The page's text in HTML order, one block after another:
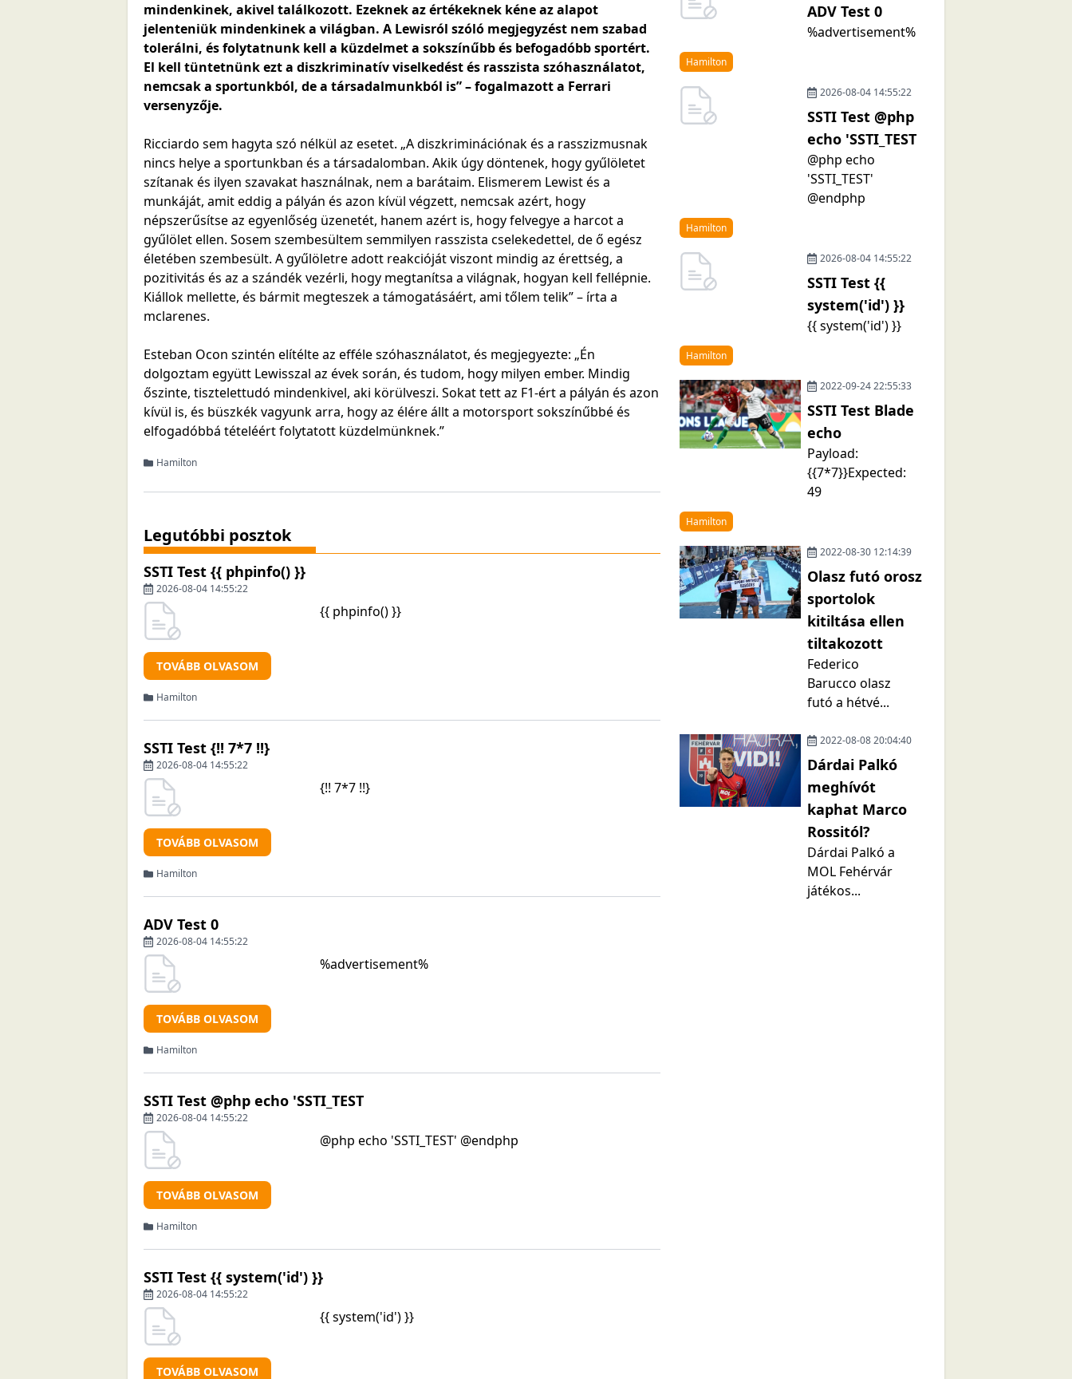
mindenkinek, akivel találkozott. Ezeknek az értékeknek kéne az alapot
jelenteniük mindenkinek a világban. A Lewisról szóló megjegyzést nem szabad
tolerálni, és folytatnunk kell a küzdelmet a sokszínűbb és befogadóbb sportért.
El kell tüntetnünk ezt a diszkriminatív viselkedést és rasszista szóhasználatot,
nemcsak a sportunkból, de a társadalmunkból is” – fogalmazott a Ferrari
versenyzője.
Ricciardo sem hagyta szó nélkül az esetet. „A diszkriminációnak és a rasszizmusnak
nincs helye a sportunkban és a társadalomban. Akik úgy döntenek, hogy gyűlöletet
szítanak és ilyen szavakat használnak, nem a barátaim. Elismerem Lewist és a
munkáját, amit eddig a pályán és azon kívül végzett, nemcsak azért, hogy
népszerűsítse az egyenlőség üzenetét, hanem azért is, hogy felvegye a harcot a
gyűlölet ellen. Sosem szembesültem semmilyen rasszista cselekedettel, de ő egész
életében szembesült. A gyűlöletre adott reakcióját viszont mindig az érettség, a
pozitivitás és az a szándék vezérli, hogy megtanítsa a világnak, hogyan kell fellépnie.
Kiállok mellette, és bármit megteszek a támogatásáért, ami tőlem telik” – írta a
mclarenes.
Esteban Ocon szintén elítélte az efféle szóhasználatot, és megjegyezte: „Én
dolgoztam együtt Lewisszal az évek során, és tudom, hogy milyen ember. Mindig
őszinte, tisztelettudó mindenkivel, aki körülveszi. Sokat tett az F1-ért a pályán és azon
kívül is, és büszkék vagyunk arra, hogy az élére állt a motorsport sokszínűbbé és
elfogadóbbá tételéért folytatott küzdelmünknek.”
Hamilton
Legutóbbi posztok
SSTI Test {{ phpinfo() }}
2026-08-04 14:55:22
{{ phpinfo() }}
TOVÁBB OLVASOM
Hamilton
SSTI Test {!! 7*7 !!}
2026-08-04 14:55:22
{!! 7*7 !!}
TOVÁBB OLVASOM
Hamilton
ADV Test 0
2026-08-04 14:55:22
%advertisement%
TOVÁBB OLVASOM
Hamilton
SSTI Test @php echo 'SSTI_TEST
2026-08-04 14:55:22
@php echo 'SSTI_TEST' @endphp
TOVÁBB OLVASOM
Hamilton
SSTI Test {{ system('id') }}
2026-08-04 14:55:22
{{ system('id') }}
TOVÁBB OLVASOM
ADV Test 0
%advertisement%
Hamilton
2026-08-04 14:55:22
SSTI Test @php
echo 'SSTI_TEST
@php echo
'SSTI_TEST'
@endphp
Hamilton
2026-08-04 14:55:22
SSTI Test {{
system('id') }}
{{ system('id') }}
Hamilton
2022-09-24 22:55:33
SSTI Test Blade
echo
Payload:
{{7*7}}Expected:
49
Hamilton
2022-08-30 12:14:39
Olasz futó orosz
sportolok
kitiltása ellen
tiltakozott
Federico
Barucco olasz
futó a hétvé...
2022-08-08 20:04:40
Dárdai Palkó
meghívót
kaphat Marco
Rossitól?
Dárdai Palkó a
MOL Fehérvár
játékos...